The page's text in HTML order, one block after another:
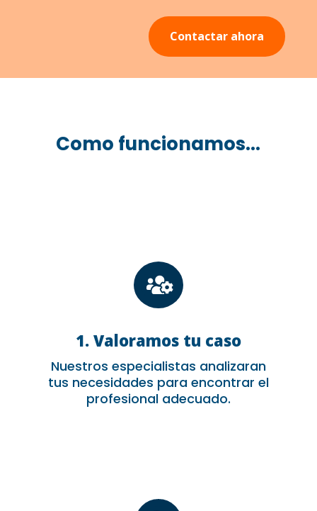
Contactar ahora
Como funcionamos...

1. Valoramos tu caso
Nuestros especialistas analizaran
tus necesidades para encontrar el
profesional adecuado.